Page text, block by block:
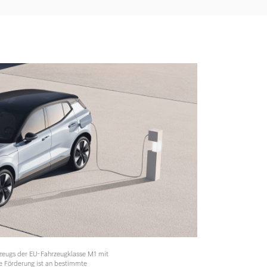
der EU-Fahrzeugklasse M1 mit
ist an bestimmte